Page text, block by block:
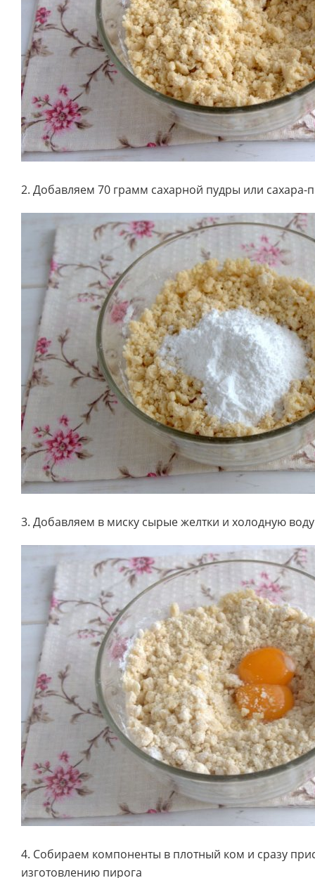
2. Добавляем 70 грамм сахарной пудры или сахара-
3. Добавляем в миску сырые желтки и холодную воду
4. Собираем компоненты в плотный ком и сразу
изготовлению пирога